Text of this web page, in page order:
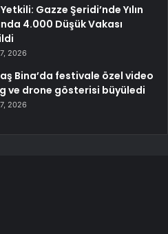
Gazze Şeridi’nde Yılın
4.000 Düşük Vakası
2026
Bina’da festivale özel video
ve drone gösterisi büyüledi
2026